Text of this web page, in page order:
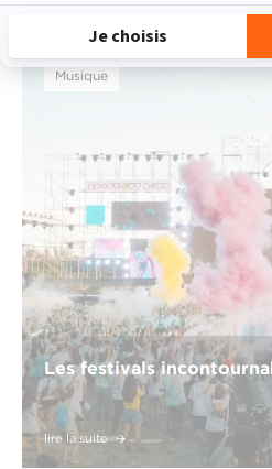
Musique
Les festivals
lire la suite